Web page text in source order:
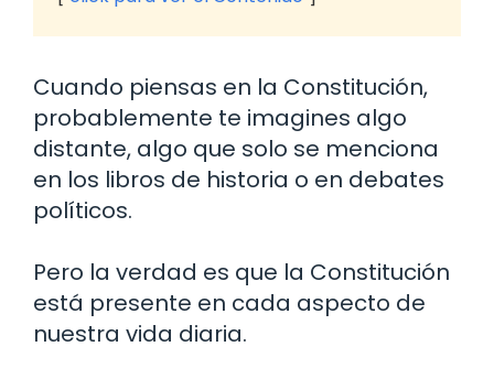
Cuando piensas en la Constitución,
probablemente te imagines algo
distante, algo que solo se menciona
en los libros de historia o en debates
políticos.
Pero la verdad es que la Constitución
está presente en cada aspecto de
nuestra vida diaria.